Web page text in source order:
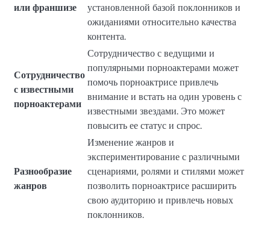
или франшизе
установленной базой поклонников и
ожиданиями относительно качества
контента.
Сотрудничество
с известными
порноактерами
Сотрудничество с ведущими и
популярными порноактерами может
помочь порноактрисе привлечь
внимание и встать на один уровень с
известными звездами. Это может
повысить ее статус и спрос.
Разнообразие
жанров
Изменение жанров и
экспериментирование с различными
сценариями, ролями и стилями может
позволить порноактрисе расширить
свою аудиторию и привлечь новых
поклонников.